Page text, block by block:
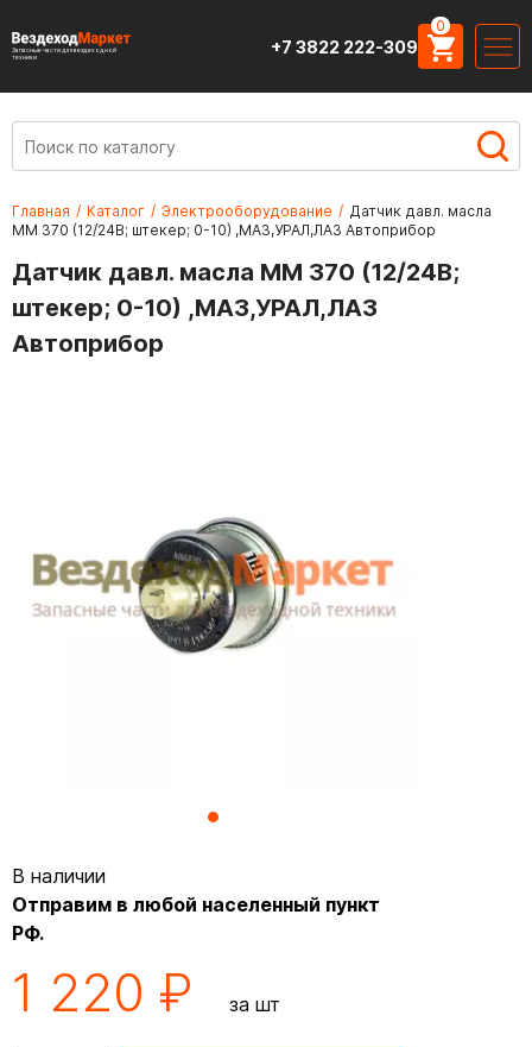
Запасные части для вездеходной
техники
+7 3822 222-309
0
Главная / Каталог / Электрооборудование / Датчик давл. масла
ММ 370 (12/24В; штекер; 0-10) ,МАЗ,УРАЛ,ЛАЗ Автоприбор
Датчик давл. масла ММ 370 (12/24В;
штекер; 0-10) ,МАЗ,УРАЛ,ЛАЗ
Автоприбор
В наличии
Отправим в любой населенный пункт
РФ.
1 220 ₽ за шт